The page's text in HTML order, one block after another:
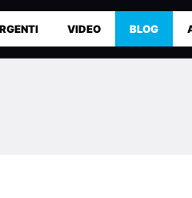
VIDEO BLOG